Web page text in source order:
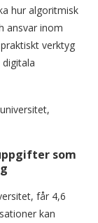
hur algoritmisk
ansvar inom
verktyg
som
får 4,6
kan